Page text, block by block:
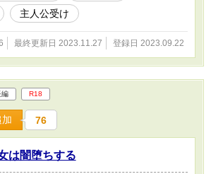
れられている。 首筋で脈を取るのがクセ。
目の迫力ある男前苦労人。ラファエルの友
腕が立ち騎士団への入団を強く望まれていた
を嫌う性格な為断った。 神様 ガラが悪い大
主人公受け
最終更新日 2023.11.27 登録日 2023.09.22
編 R18
76
は闇堕ちする